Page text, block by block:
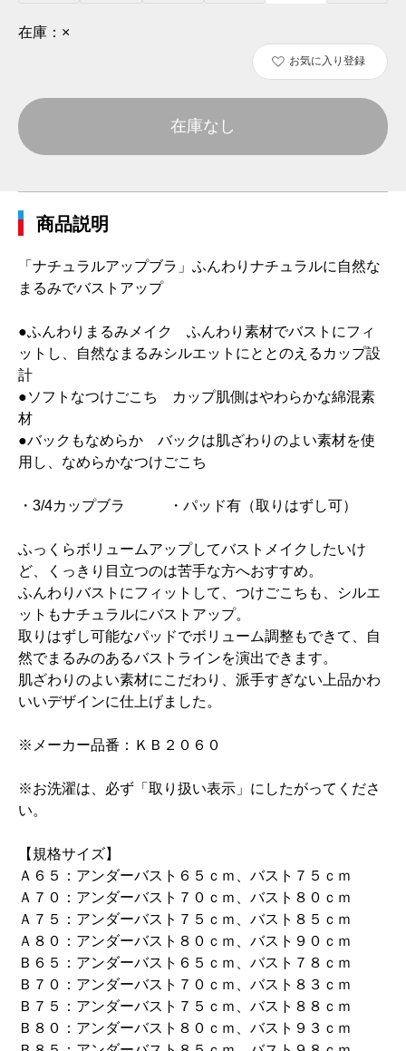
在庫： ×
お気に入り登録
在庫なし
商品説明
「ナチュラルアップブラ」ふんわりナチュラルに自然な
まるみでバストアップ
●ふんわりまるみメイク ふんわり素材でバストにフィ
ットし、自然なまるみシルエットにととのえるカップ設
計
●ソフトなつけごこち カップ肌側はやわらかな綿混素
材
●バックもなめらか バックは肌ざわりのよい素材を使
用し、なめらかなつけごこち
・3/4カップブラ ・パッド有（取りはずし可）
ふっくらボリュームアップしてバストメイクしたいけ
ど、くっきり目立つのは苦手な方へおすすめ。
ふんわりバストにフィットして、つけごこちも、シルエ
ットもナチュラルにバストアップ。
取りはずし可能なパッドでボリューム調整もできて、自
然でまるみのあるバストラインを演出できます。
肌ざわりのよい素材にこだわり、派手すぎない上品かわ
いいデザインに仕上げました。
※メーカー品番：ＫＢ２０６０
※お洗濯は、必ず「取り扱い表示」にしたがってくださ
い。
【規格サイズ】
Ａ６５：アンダーバスト６５ｃｍ、バスト７５ｃｍ
Ａ７０：アンダーバスト７０ｃｍ、バスト８０ｃｍ
Ａ７５：アンダーバスト７５ｃｍ、バスト８５ｃｍ
Ａ８０：アンダーバスト８０ｃｍ、バスト９０ｃｍ
Ｂ６５：アンダーバスト６５ｃｍ、バスト７８ｃｍ
Ｂ７０：アンダーバスト７０ｃｍ、バスト８３ｃｍ
Ｂ７５：アンダーバスト７５ｃｍ、バスト８８ｃｍ
Ｂ８０：アンダーバスト８０ｃｍ、バスト９３ｃｍ